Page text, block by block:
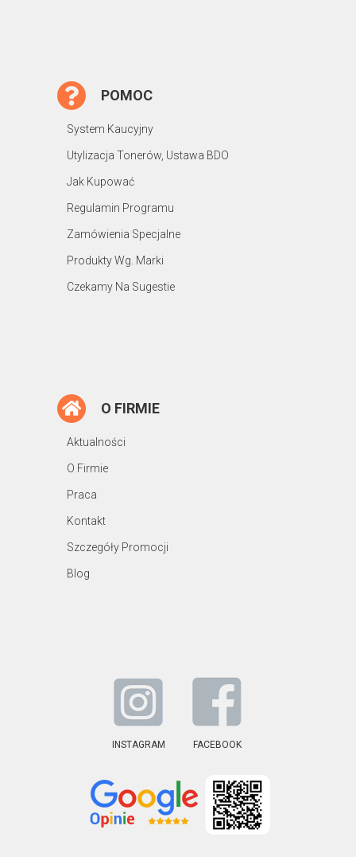
POMOC
System Kaucyjny
Utylizacja Tonerów, Ustawa BDO
Jak Kupować
Regulamin Programu
Zamówienia Specjalne
Produkty Wg. Marki
Czekamy Na Sugestie
O FIRMIE
Aktualności
O Firmie
Praca
Kontakt
Szczegóły Promocji
Blog
INSTAGRAM FACEBOOK